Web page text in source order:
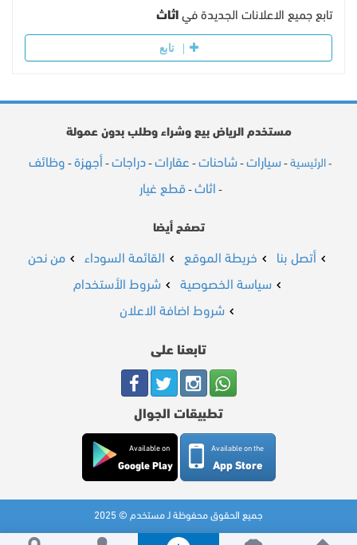
تابع جميع الاعلانات الجديدة في اثاث
تابع
مستخدم الرياض بيع وشراء وطلب بدون عمولة
- الرئيسية - سيارات - شاحنات - عقارات - دراجات - أجهزة - وظائف
- اثاث -قطع غيار
تصفح أيضا
أتصل بنا خريطة الموقع القائمة السوداء
من نحن
سياسة الخصوصية
شروط الأستخدام
شروط اضافة الاعلان
تابعنا على
تطبيقات الجوال
Available on the
App Store
Available on
Google Play
جميع الحقوق محفوظة لـ مستخدم © 2025